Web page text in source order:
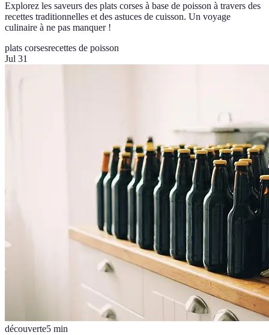
Explorez les saveurs des plats corses à base de poisson à travers des
recettes traditionnelles et des astuces de cuisson. Un voyage
culinaire à ne pas manquer !
plats corsesrecettes de poisson
Jul 31
découverte5 min